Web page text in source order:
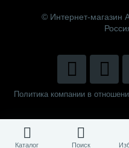
Каталог Поиск
© Интернет-магазин
Политика компании в